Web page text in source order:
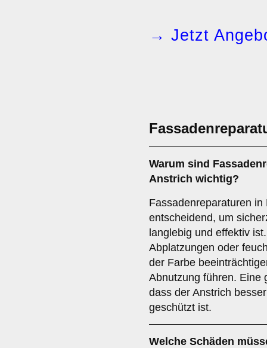
→ Jetzt
Warum sind
Anstrich wichtig?
Fassadenreparaturen
entscheidend, um
langlebig und effektiv
Abplatzungen oder
der Farbe
Abnutzung führen. Eine
dass der Anstrich
geschützt ist.
Welche Schäden